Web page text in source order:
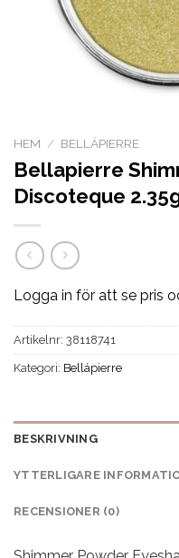
HEM / BELLÁPIERRE
Bellapierre
Discoteque
Logga in för att se pris
Artikelnr: 38118741
Kategori: Bellápierre
BESKRIVNING
YTTERLIGARE
RECENSIONER (0)